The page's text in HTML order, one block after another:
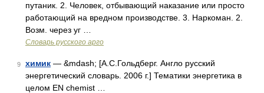
путаник. 2. Человек, отбывающий наказание или просто
работающий на вредном производстве. 3. Наркоман. 2.
Возм. через уг …
Словарь русского арго
9 химик — &mdash; [А.С.Гольдберг. Англо русский
энергетический словарь. 2006 г.] Тематики энергетика в
целом EN chemist …